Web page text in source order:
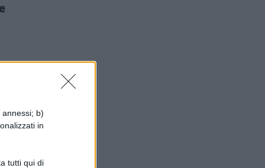
b)
in
tutti qui di